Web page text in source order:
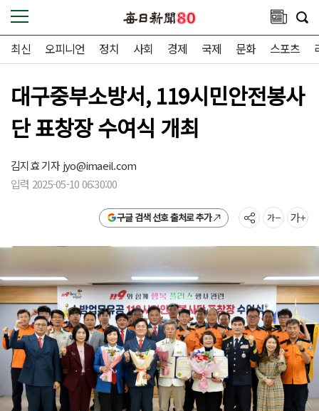
최신 오피니언 정치 사회 경제 국제 문화 스포츠
대구중부소방서, 119시민안전봉사
단 표창장 수여식 개최
김지효 기자jyo@imaeil.com
입력 2025-05-10 06:30:00
구글 검색 선호 출처로 추가